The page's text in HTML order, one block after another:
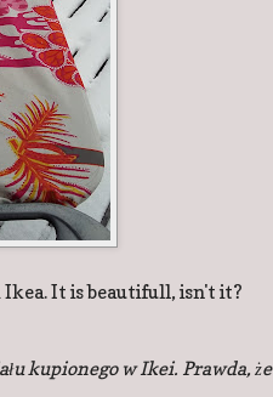
It is beautifull, isn't it?
kupionego w Ikei. Prawda, że